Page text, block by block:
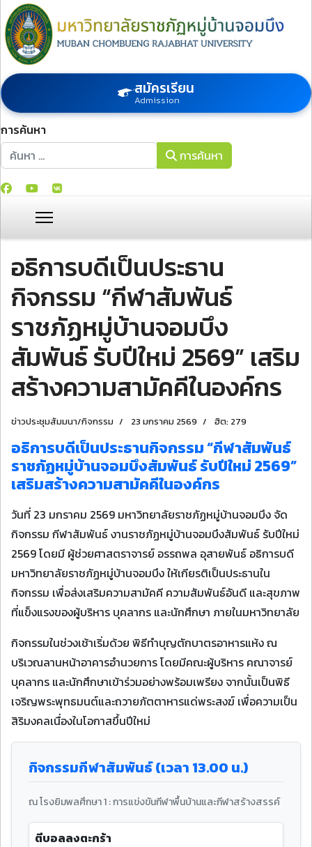
สมัครเรียน
Admission
การค้นหา
การค้นหา
การค้นหา
อธิการบดีเป็นประธาน
กิจกรรม “กีฬาสัมพันธ์
ราชภัฏหมู่บ้านจอมบึง
สัมพันธ์ รับปีใหม่ 2569” เสริม
สร้างความสามัคคีในองค์กร
ข่าวประชุมสัมมนา/กิจกรรม 23 มกราคม 2569 ฮิต: 279
อธิการบดีเป็นประธานกิจกรรม “กีฬาสัมพันธ์
ราชภัฏหมู่บ้านจอมบึงสัมพันธ์ รับปีใหม่ 2569”
เสริมสร้างความสามัคคีในองค์กร
วันที่ 23 มกราคม 2569 มหาวิทยาลัยราชภัฏหมู่บ้านจอมบึง จัด
กิจกรรม กีฬาสัมพันธ์ งานราชภัฏหมู่บ้านจอมบึงสัมพันธ์ รับปีใหม่
2569 โดยมี ผู้ช่วยศาสตราจารย์ อรรถพล อุสายพันธ์ อธิการบดี
มหาวิทยาลัยราชภัฏหมู่บ้านจอมบึง ให้เกียรติเป็นประธานใน
กิจกรรม เพื่อส่งเสริมความสามัคคี ความสัมพันธ์อันดี และสุขภาพ
ที่แข็งแรงของผู้บริหาร บุคลากร และนักศึกษา ภายในมหาวิทยาลัย
กิจกรรมในช่วงเช้าเริ่มด้วย พิธีทำบุญตักบาตรอาหารแห้ง ณ
บริเวณลานหน้าอาคารอำนวยการ โดยมีคณะผู้บริหาร คณาจารย์
บุคลากร และนักศึกษาเข้าร่วมอย่างพร้อมเพรียง จากนั้นเป็นพิธี
เจริญพระพุทธมนต์และถวายภัตตาหารแด่พระสงฆ์ เพื่อความเป็น
สิริมงคลเนื่องในโอกาสขึ้นปีใหม่
กิจกรรมกีฬาสัมพันธ์ (เวลา 13.00 น.)
ณ โรงยิมพลศึกษา 1 : การแข่งขันกีฬาพื้นบ้านและกีฬาสร้างสรรค์
ตีบอลลงตะกร้า